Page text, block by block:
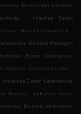
Brussel Van Artevelde
Node . Indisches Essen
Brussel Schaarbeek .
Brussels Pentagon
Indisches Essen Lieferservice
Brussels Freedom Quarter .
. Indisches Essen Lieferservice
Brussel . Indisches Essen
Brussels Molenbeek-